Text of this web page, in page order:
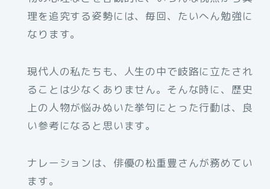
理を追究する姿勢には、毎回、たいへん勉強に
なります。
現代人の私たちも、人生の中で岐路に立たされ
ることは少なくありません。そんな時に、歴史
上の人物が悩みぬいた挙句にとった行動は、良
い参考になると思います。
ナレーションは、俳優の松重豊さんが務めてい
ます。